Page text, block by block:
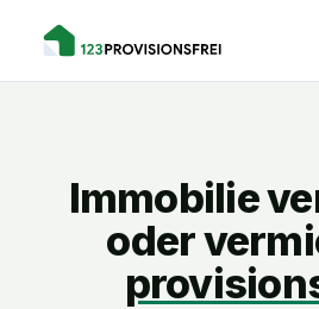
Immobilie
oder